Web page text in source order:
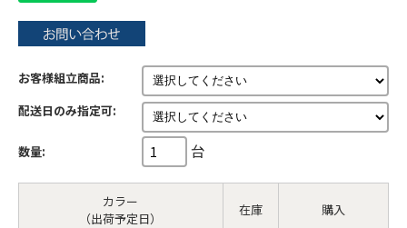
お客様組立商品:
配送日のみ指定可:
数量: 台
カラー
（出荷予定日）
在庫 購入